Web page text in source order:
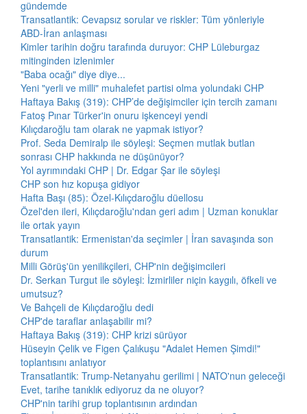
gündemde
Transatlantik: Cevapsız sorular ve riskler: Tüm yönleriyle
ABD-İran anlaşması
Kimler tarihin doğru tarafında duruyor: CHP Lüleburgaz
mitinginden izlenimler
"Baba ocağı" diye diye...
Yeni "yerli ve milli" muhalefet partisi olma yolundaki CHP
Haftaya Bakış (319): CHP’de değişimciler için tercih zamanı
Fatoş Pınar Türker'in onuru işkenceyi yendi
Kılıçdaroğlu tam olarak ne yapmak istiyor?
Prof. Seda Demiralp ile söyleşi: Seçmen mutlak butlan
sonrası CHP hakkında ne düşünüyor?
Yol ayrımındaki CHP | Dr. Edgar Şar ile söyleşi
CHP son hız kopuşa gidiyor
Hafta Başı (85): Özel-Kılıçdaroğlu düellosu
Özel'den ileri, Kılıçdaroğlu'ndan geri adım | Uzman konuklar
ile ortak yayın
Transatlantik: Ermenistan'da seçimler | İran savaşında son
durum
Milli Görüş'ün yenilikçileri, CHP'nin değişimcileri
Dr. Serkan Turgut ile söyleşi: İzmirliler niçin kaygılı, öfkeli ve
umutsuz?
Ve Bahçeli de Kılıçdaroğlu dedi
CHP'de taraflar anlaşabilir mi?
Haftaya Bakış (319): CHP krizi sürüyor
Hüseyin Çelik ve Figen Çalıkuşu "Adalet Hemen Şimdi!"
toplantısını anlatıyor
Transatlantik: Trump-Netanyahu gerilimi | NATO'nun geleceği
Evet, tarihe tanıklık ediyoruz da ne oluyor?
CHP'nin tarihi grup toplantısının ardından